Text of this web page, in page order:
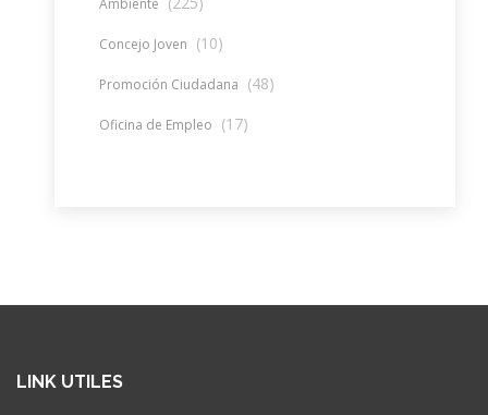
Ambiente
Concejo Joven (10)
Promoción Ciudadana (48)
Oficina de Empleo (17)
LINK UTILES